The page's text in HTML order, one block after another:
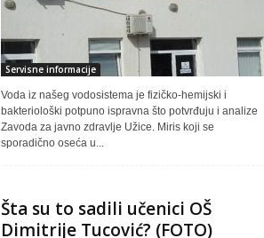
Servisne informacije
Voda iz našeg vodosistema je fizičko-hemijski i
bakteriološki potpuno ispravna što potvrđuju i analize
Zavoda za javno zdravlje Užice. Miris koji se
sporadično oseća u...
Šta su to sadili učenici OŠ
Dimitrije Tucović? (FOTO)